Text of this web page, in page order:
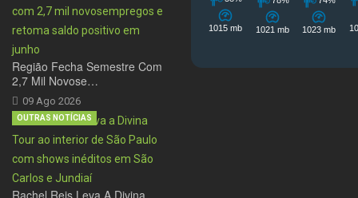
Região Fecha Semestre Com
2,7 Mil Novose…
09 Ago 2026
Rachel Reis Leva A Divina
OUTRAS NOTÍCIAS